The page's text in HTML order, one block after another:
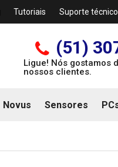
Tutoriais Suporte técnico
(51)
Ligue! Nós gostamos
nossos clientes.
Novus Sensores